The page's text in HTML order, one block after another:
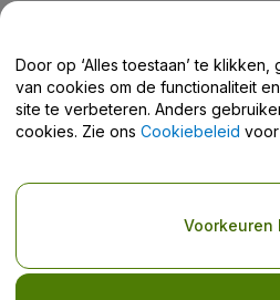
Helpcentrum / Neem
Copyright © viagogo GmbH 2026
Door deze website te gebruiken,
privacybeleid voor mobiel
Door op ‘Alles toestaan’ te
van cookies om de functionaliteit
site te verbeteren. Anders
cookies. Zie ons Cookiebeleid voor
Voorkeuren